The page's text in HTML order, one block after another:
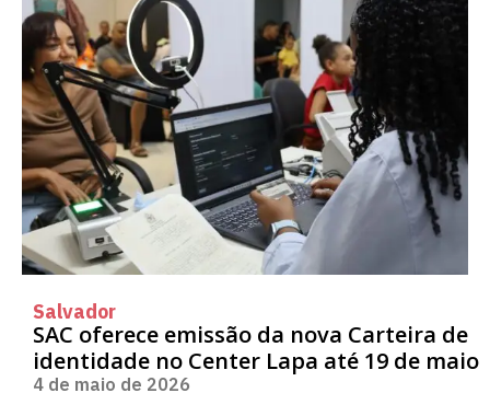
Salvador
SAC oferece emissão da nova Carteira de
identidade no Center Lapa até 19 de maio
4 de maio de 2026